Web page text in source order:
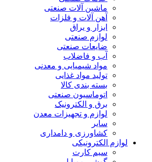
ماشین آلات صنعتی
آهن آلات و فلزات
ابزار و یراق
لوازم صنعتی
ضایعات صنعتی
آب و فاضلاب
مواد شیمیایی و معدنی
تولید مواد غذایی
بسته بندی کالا
اتوماسیون صنعتی
برق و الکترونیک
لوازم و تجهیزات معدن
سایر
کشاورزی و دامداری
لوازم الکترونیکی
سیم کارت